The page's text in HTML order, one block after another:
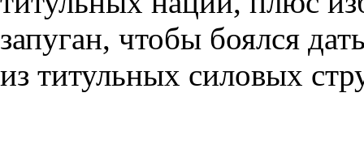
запуган, чтобы боялся
из титульных силовых